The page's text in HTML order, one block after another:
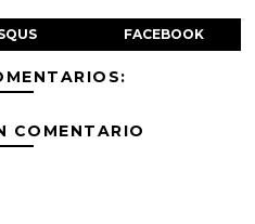
FACEBOOK
COMENTARIO